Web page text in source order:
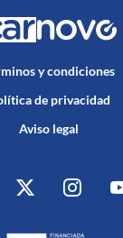
y condiciones
de privacidad
Aviso legal